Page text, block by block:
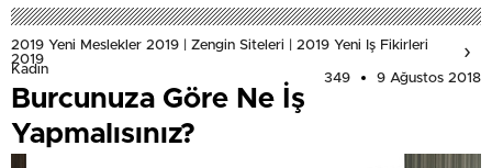
2019 Yeni Meslekler 2019 | Zengin Siteleri | 2019 Yeni Iş Fikirleri
2019
Kadın
349 9 Ağustos 2018
Burcunuza Göre Ne İş
Yapmalısınız?